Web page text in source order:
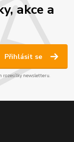
akce a
Přihlásit se
rozesílky newsletteru.